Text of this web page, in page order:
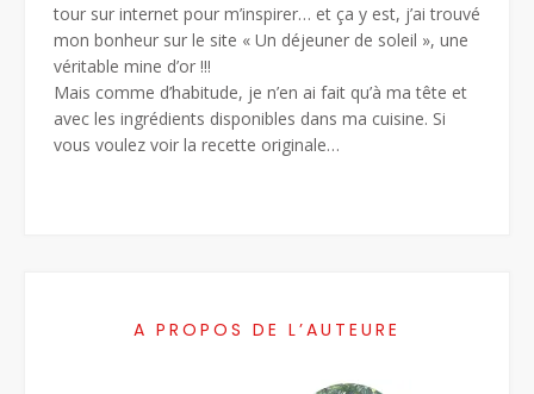
tour sur internet pour m’inspirer… et ça y est, j’ai trouvé
mon bonheur sur le site « Un déjeuner de soleil », une
véritable mine d’or !!!
Mais comme d’habitude, je n’en ai fait qu’à ma tête et
avec les ingrédients disponibles dans ma cuisine. Si
vous voulez voir la recette originale…
A PROPOS DE L’AUTEURE